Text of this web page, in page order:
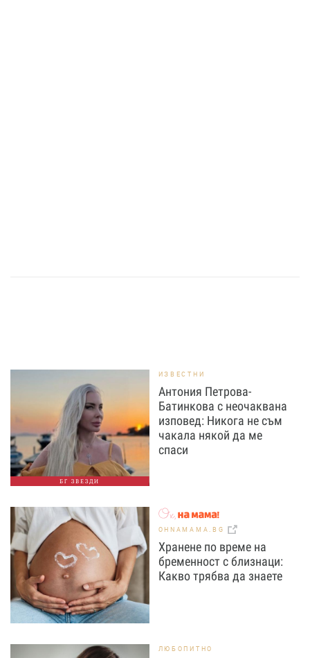
БГ ЗВЕЗДИ
ИЗВЕСТНИ
Антония Петрова-
Батинкова с неочаквана
изповед: Никога не съм
чакала някой да ме
спаси
OHNAMAMA.BG
Хранене по време на
бременност с близнаци:
Какво трябва да знаете
ЛЮБОПИТНО